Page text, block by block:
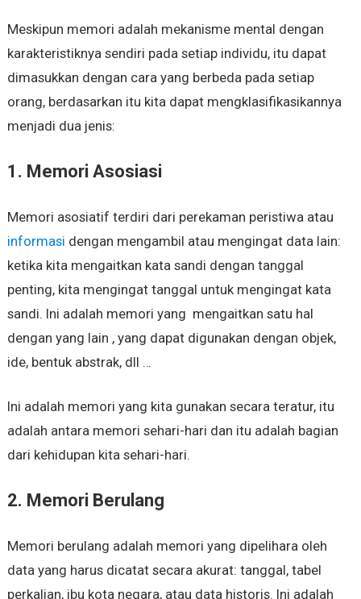
Meskipun memori adalah mekanisme mental dengan
karakteristiknya sendiri pada setiap individu, itu dapat
dimasukkan dengan cara yang berbeda pada setiap
orang, berdasarkan itu kita dapat mengklasifikasikannya
menjadi dua jenis:
1. Memori Asosiasi
Memori asosiatif terdiri dari perekaman peristiwa atau
informasi dengan mengambil atau mengingat data lain:
ketika kita mengaitkan kata sandi dengan tanggal
penting, kita mengingat tanggal untuk mengingat kata
sandi. Ini adalah memori yang mengaitkan satu hal
dengan yang lain , yang dapat digunakan dengan objek,
ide, bentuk abstrak, dll …
Ini adalah memori yang kita gunakan secara teratur, itu
adalah antara memori sehari-hari dan itu adalah bagian
dari kehidupan kita sehari-hari.
2. Memori Berulang
Memori berulang adalah memori yang dipelihara oleh
data yang harus dicatat secara akurat: tanggal, tabel
perkalian, ibu kota negara, atau data historis. Ini adalah